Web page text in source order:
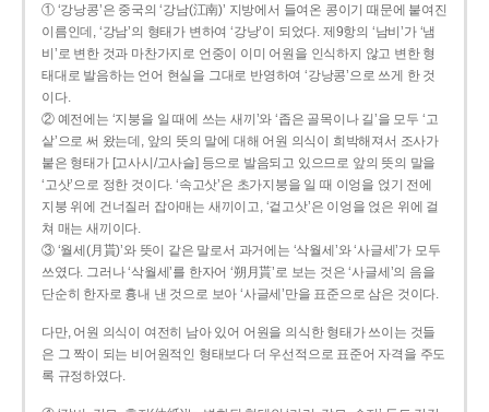
① ‘강낭콩’은 중국의 ‘강남(江南)’ 지방에서 들여온 콩이기 때문에 붙여진
이름인데, ‘강남’의 형태가 변하여 ‘강낭’이 되었다. 제9항의 ‘남비’가 ‘냄
비’로 변한 것과 마찬가지로 언중이 이미 어원을 인식하지 않고 변한 형
태대로 발음하는 언어 현실을 그대로 반영하여 ‘강낭콩’으로 쓰게 한 것
이다.
② 예전에는 ‘지붕을 일 때에 쓰는 새끼’와 ‘좁은 골목이나 길’을 모두 ‘고
샅’으로 써 왔는데, 앞의 뜻의 말에 대해 어원 의식이 희박해져서 조사가
붙은 형태가 [고사시/고사슬] 등으로 발음되고 있으므로 앞의 뜻의 말을
‘고삿’으로 정한 것이다. ‘속고삿’은 초가지붕을 일 때 이엉을 얹기 전에
지붕 위에 건너질러 잡아매는 새끼이고, ‘겉고삿’은 이엉을 얹은 위에 걸
쳐 매는 새끼이다.
③ ‘월세(月貰)’와 뜻이 같은 말로서 과거에는 ‘삭월세’와 ‘사글세’가 모두
쓰였다. 그러나 ‘삭월세’를 한자어 ‘朔月貰’로 보는 것은 ‘사글세’의 음을
단순히 한자로 흉내 낸 것으로 보아 ‘사글세’만을 표준으로 삼은 것이다.
다만, 어원 의식이 여전히 남아 있어 어원을 의식한 형태가 쓰이는 것들
은 그 짝이 되는 비어원적인 형태보다 더 우선적으로 표준어 자격을 주도
록 규정하였다.